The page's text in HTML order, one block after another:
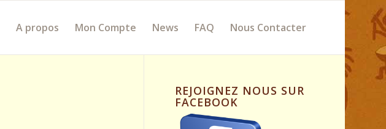
A propos Mon Compte News FAQ Nous Contacter
REJOIGNEZ NOUS SUR
FACEBOOK